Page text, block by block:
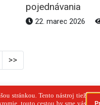
pojednávania
22. marec 2026
>>